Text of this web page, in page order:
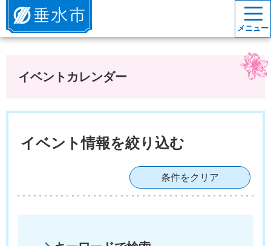
垂水市
メニュー
イベントカレンダー
イベント情報を絞り込む
条件をクリア